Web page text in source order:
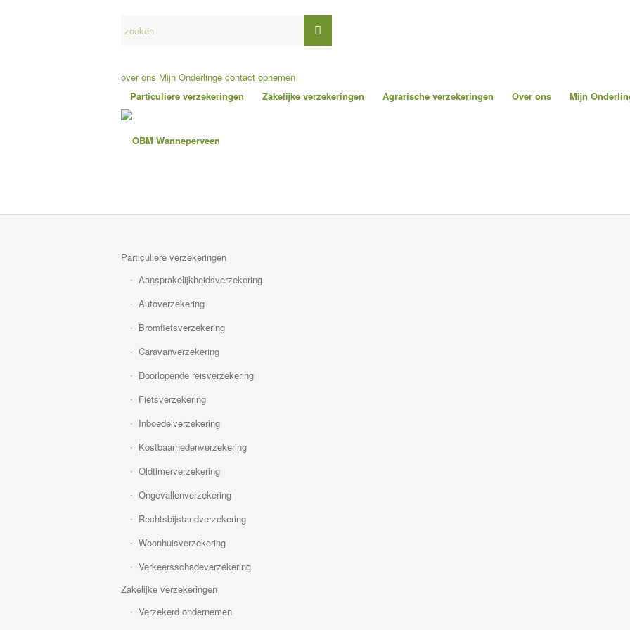
over ons Mijn Onderlinge contact opnemen
Particuliere verzekeringen
Zakelijke verzekeringen Agrarische verzekeringen Over ons Mijn
Particuliere verzekeringen
Aansprakelijkheidsverzekering
Autoverzekering
Bromfietsverzekering
Caravanverzekering
Doorlopende reisverzekering
Fietsverzekering
Inboedelverzekering
Kostbaarhedenverzekering
Oldtimerverzekering
Ongevallenverzekering
Rechtsbijstandverzekering
Woonhuisverzekering
Verkeersschadeverzekering
Zakelijke verzekeringen
Verzekerd ondernemen